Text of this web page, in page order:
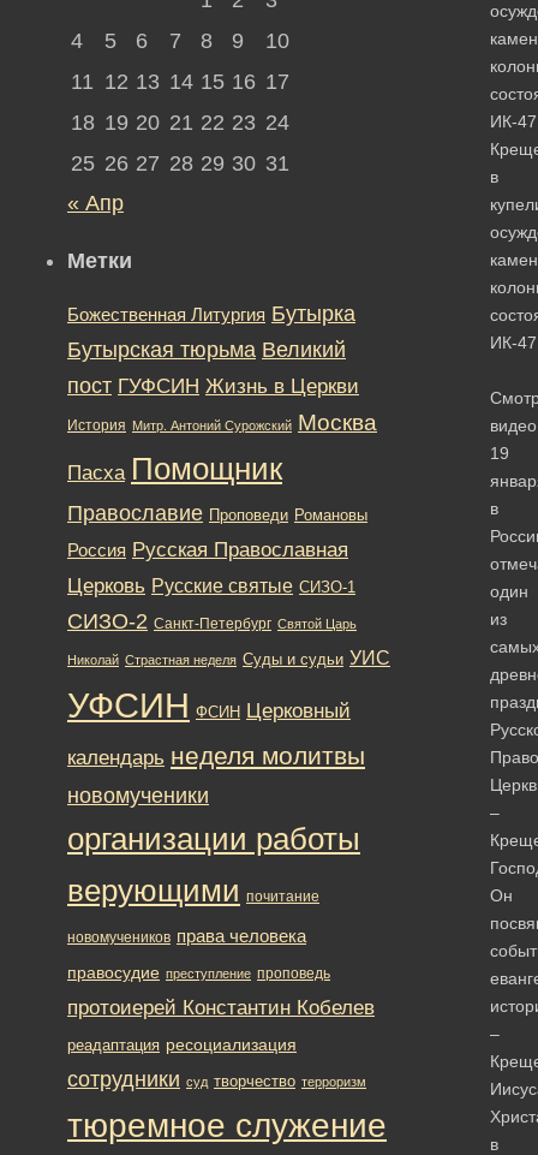
ИК-47
в
ИК-47
19
в
один
из
–
Он
–
в
4
5 6 7 8 9
10
11 12 13 14 15 16 17
18 19 20 21 22 23 24
25 26 27 28 29 30 31
« Апр
Метки
Божественная Литургия Бутырка
Бутырская тюрьма Великий
пост ГУФСИН Жизнь в Церкви
История Митр. Антоний Сурожский Москва
Пасха Помощник
Православие Проповеди Романовы
Россия Русская Православная
Церковь Русские святые СИЗО-1
СИЗО-2 Санкт-Петербург Святой Царь
Николай Страстная неделя Суды и судьи УИС
УФСИН ФСИН Церковный
календарь неделя молитвы
новомученики
организации работы
верующими почитание
новомучеников права человека
правосудие преступление проповедь
протоиерей Константин Кобелев
реадаптация ресоциализация
сотрудники суд творчество терроризм
тюремное служение